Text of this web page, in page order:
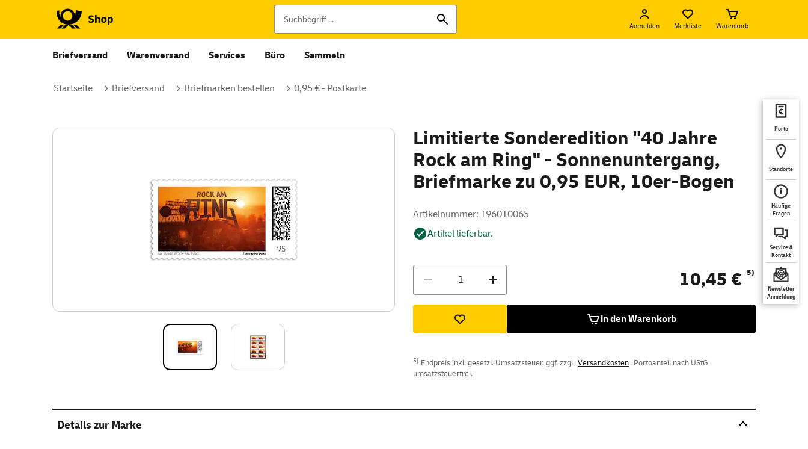
Anmelden Merkliste Warenkorb
Briefversand Warenversand Services Büro Sammeln
Porto
Standorte
Häufige
Fragen
Service &
Kontakt
Newsletter
Anmeldung
Startseite Briefversand Briefmarken bestellen 0,95 € - Postkarte
Limitierte Sonderedition "40 Jahre
Rock am Ring" - Sonnenuntergang,
Briefmarke zu 0,95 EUR, 10er-Bogen
Artikelnummer: 196010065
Artikel lieferbar.
10,45 € 5)
in den Warenkorb
5) Endpreis inkl. gesetzl. Umsatzsteuer, ggf. zzgl. Versandkosten. Portoanteil nach UStG
umsatzsteuerfrei.
Details zur Marke